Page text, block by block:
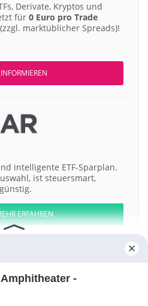
Derivate, Kryptos und
für 0 Euro pro Trade
marktüblicher Spreads)!
intelligente ETF-Sparplan.
ist steuersmart,
ERFAHREN
Dow Jones NASDAQ 100
-